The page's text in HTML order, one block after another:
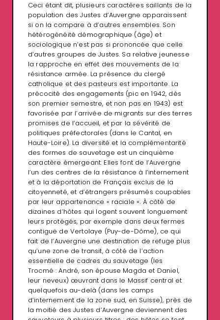
Ceci étant dit, plusieurs caractères saillants de la
population des Justes d’Auvergne apparaissent
si on la compare à d’autres ensembles. Son
hétérogénéité démographique (âge) et
sociologique n’est pas si prononcée que celle
d’autres groupes de Justes. Sa relative jeunesse
la rapproche en effet des mouvements de la
résistance armée. La présence du clergé
catholique et des pasteurs est importante. La
précocité des engagements (pic en 1942, dès
son premier semestre, et non pas en 1943) est
favorisée par l’arrivée de migrants sur des terres
promises de l’accueil, et par la sévérité de
politiques préfectorales (dans le Cantal, en
Haute-Loire). La diversité et la complémentarité
des formes de sauvetage est un cinquième
caractère émergeant. Elles font de l’Auvergne
l’un des centres de la résistance à l’internement
et à la déportation de Français exclus de la
citoyenneté, et d’étrangers présumés coupables
par leur appartenance « raciale ». À côté de
dizaines d’hôtes qui logent souvent longuement
leurs protégés, par exemple dans deux fermes
contiguë de Vertolaye (Puy-de-Dôme), ce qui
fait de l’Auvergne une destination de refuge plus
qu’une zone de transit, à côté de l’action
essentielle de cadres du sauvetage (les
Trocmé : André, son épouse Magda et Daniel,
leur neveux) œuvrant dans le Massif central et
quelquefois au-delà (dans les camps
d’internement de la zone sud, en Suisse), près de
la moitié des Justes d’Auvergne deviennent des